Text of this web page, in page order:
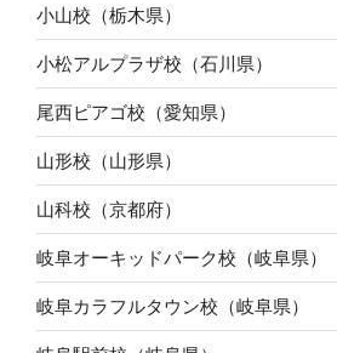
小山校（栃木県）
小松アルプラザ校（石川県）
尾西ピアゴ校（愛知県）
山形校（山形県）
山科校（京都府）
岐阜オーキッドパーク校（岐阜県）
岐阜カラフルタウン校（岐阜県）